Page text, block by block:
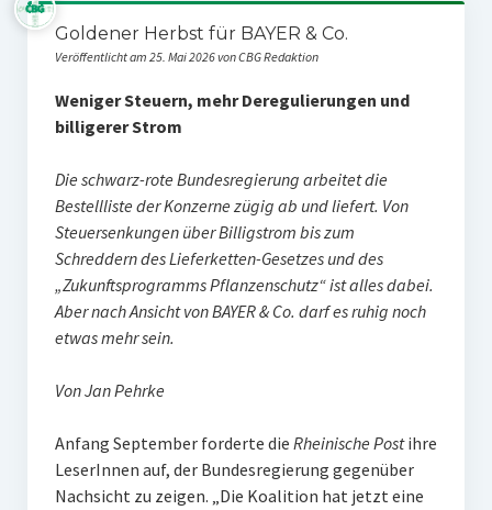
Kontakt
Impressum
Störfälle
Stichwort BAYER
SPENDEN
Goldener Herbst für BAYER & Co.
Veröffentlicht am 25. Mai 2026 von CBG Redaktion
Weniger Steuern, mehr Deregulierungen und
billigerer Strom
Die schwarz-rote Bundesregierung arbeitet die
Bestellliste der Konzerne zügig ab und liefert. Von
Steuersenkungen über Billigstrom bis zum
Schreddern des Lieferketten-Gesetzes und des
„Zukunftsprogramms Pflanzenschutz“ ist alles dabei.
Aber nach Ansicht von BAYER & Co. darf es ruhig noch
etwas mehr sein.
Von Jan Pehrke
Anfang September forderte die Rheinische Postihre
LeserInnen auf, der Bundesregierung gegenüber
Nachsicht zu zeigen. „Die Koalition hat jetzt eine